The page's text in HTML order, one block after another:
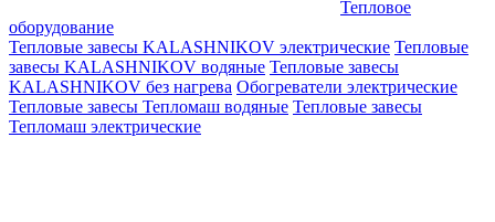
Тепловое
оборудование
Тепловые завесы KALASHNIKOV электрические Тепловые
завесы KALASHNIKOV водяные Тепловые завесы
KALASHNIKOV без нагрева Обогреватели электрические
Тепловые завесы Тепломаш водяные Тепловые завесы
Тепломаш электрические